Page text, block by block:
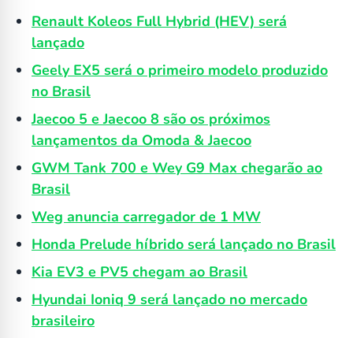
Renault Koleos Full Hybrid (HEV) será
lançado
Geely EX5 será o primeiro modelo produzido
no Brasil
Jaecoo 5 e Jaecoo 8 são os próximos
lançamentos da Omoda & Jaecoo
GWM Tank 700 e Wey G9 Max chegarão ao
Brasil
Weg anuncia carregador de 1 MW
Honda Prelude híbrido será lançado no Brasil
Kia EV3 e PV5 chegam ao Brasil
Hyundai Ioniq 9 será lançado no mercado
brasileiro